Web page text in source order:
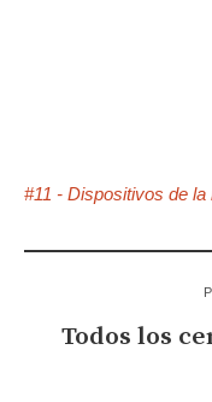
#11 - Dispositivos de la
Todos los